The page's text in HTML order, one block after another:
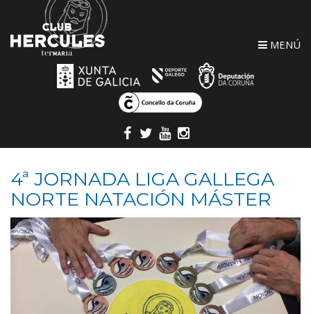
MENÚ
4ª JORNADA LIGA GALLEGA
NORTE NATACIÓN MÁSTER